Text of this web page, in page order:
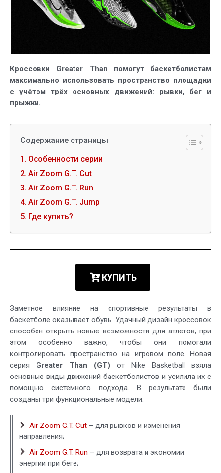
Кроссовки Greater Than помогут баскетболистам
максимально использовать пространство площадки
с учётом трёх основных движений: рывки, бег и
прыжки.
Содержание страницы
Особенности серии
Air Zoom G.T. Cut
Air Zoom G.T. Run
Air Zoom G.T. Jump
Где купить?
КУПИТЬ
Заметное влияние на спортивные результаты в
баскетболе оказывает обувь. Удачный дизайн кроссовок
способен открыть новые возможности для атлетов, при
этом особенно важно, чтобы они помогали
контролировать пространство на игровом поле. Новая
серия Greater Than (GT) от Nike Basketball взяла
основные виды движений баскетболистов и усилила их с
помощью системного подхода. В результате были
созданы три функциональные модели:
Air Zoom G.T. Cut – для рывков и изменения
направления;
Air Zoom G.T. Run – для возврата и экономии
энергии при беге;